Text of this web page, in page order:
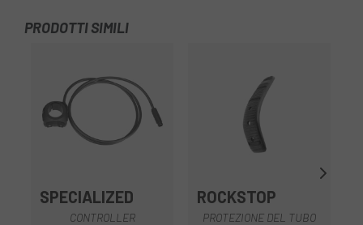
PRODOTTI SIMILI
SPECIALIZED
CONTROLLER
ROCKSTOP
PROTEZIONE DEL TUBO